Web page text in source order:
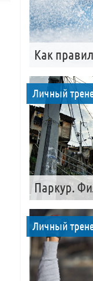
Как
Личный
Паркур.
Личный